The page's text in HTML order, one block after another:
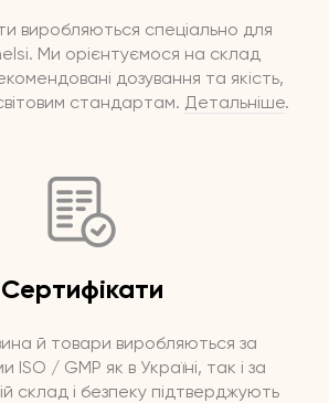
виробляються спеціально для
Ми орієнтуємося на склад
дозування та якість,
стандартам. Детальніше.
Сертифікати
й товари виробляються за
/ GMP як в Україні, так і за
склад і безпеку підтверджують